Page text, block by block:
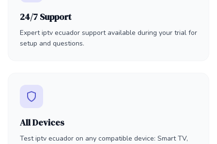
24/7 Support
Expert iptv ecuador support available during your trial for
setup and questions.
All Devices
Test iptv ecuador on any compatible device: Smart TV,